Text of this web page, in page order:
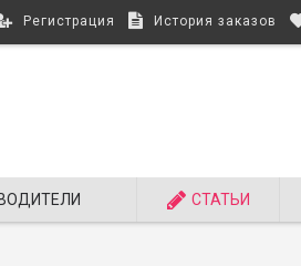
Регистрация История заказов
СТАТЬИ